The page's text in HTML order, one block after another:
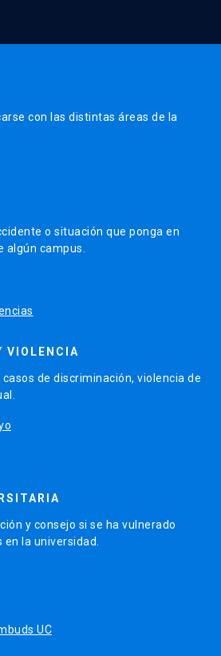
con las distintas áreas de la
o situación que ponga en
algún campus.
VIOLENCIA
de discriminación, violencia de
y consejo si se ha vulnerado
en la universidad.
UC